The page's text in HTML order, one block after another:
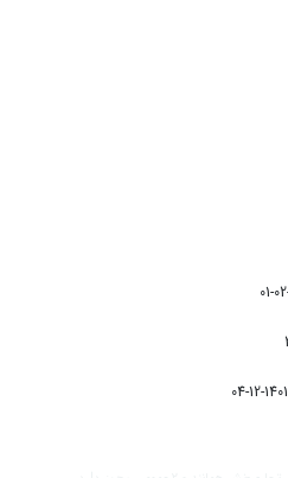
1401-12-04